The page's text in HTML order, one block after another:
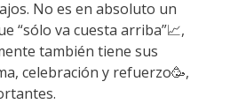
No es en absoluto un
“sólo va cuesta arriba”📈,
también tiene sus
celebración y refuerzo🥳,